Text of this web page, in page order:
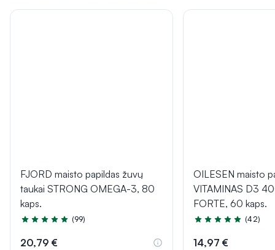
FJORD maisto papildas žuvų
taukai STRONG OMEGA-3, 80
kaps.
Įvertinimas 4.9 iš 5
(99)
20,79 €
OILESEN maisto
VITAMINAS D3
FORTE, 60 kaps.
Įvertinimas 5.0 iš 5
(42)
14,97 €